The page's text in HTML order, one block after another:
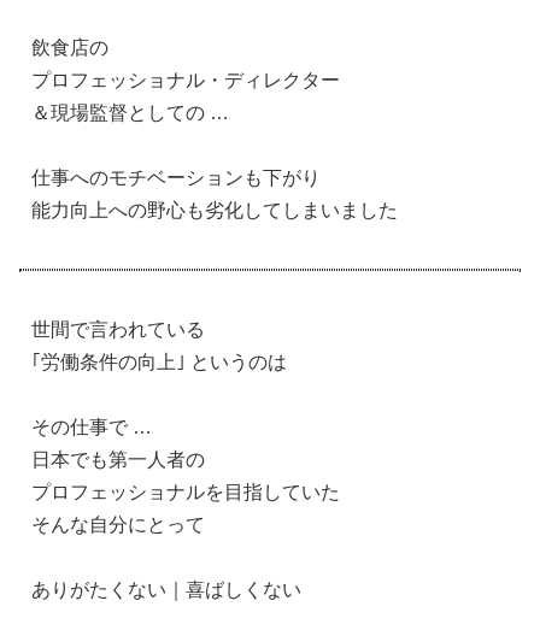
飲食店の
プロフェッショナル・ディレクター
＆現場監督としての …
仕事へのモチベーションも下がり
能力向上への野心も劣化してしまいました
世間で言われている
｢労働条件の向上｣ というのは
その仕事で …
日本でも第一人者の
プロフェッショナルを目指していた
そんな自分にとって
ありがたくない｜喜ばしくない